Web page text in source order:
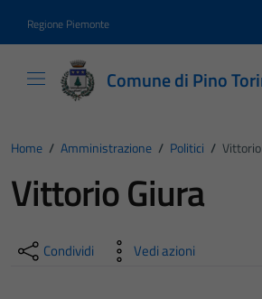
Regione Piemonte
Comune di Pino
Home / Amministrazione / Politici /
Vittorio Giura
Condividi Vedi azioni